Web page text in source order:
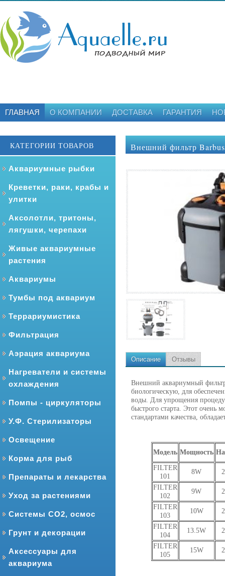
ГЛАВНАЯ О КОМПАНИИ ДОСТАВКА ГАРАНТИЯ
КАТЕГОРИИ ТОВАРОВ
Аквариумные рыбки
Креветки, раки, крабы и
улитки
Аксолотли, тритоны,
лягушки, черепахи
Живые аквариумные
растения
Аквариумы
Тумбы под аквариум
Террариумистика
Фильтрация
Аэрация аквариума
Нагреватели и системы
охлаждения
Помпы - циркуляторы
У.Ф. Стерилизаторы
Освещение
Корма для рыб
Препараты и лекарства
Уход за растениями
Системы CO2, осмос
Грунт и декорации
Аксессуары для
аквариума
Внешний фильтр
Описание Отзывы
Внешний аквариумный
биологическую, для
воды. Для упрощения
быстрого старта. Этот очень
стандартами качества,
Модель Мощность
FILTER
101
8W
FILTER
102
9W
FILTER
103
10W
FILTER
104
13.5W
FILTER
105
15W